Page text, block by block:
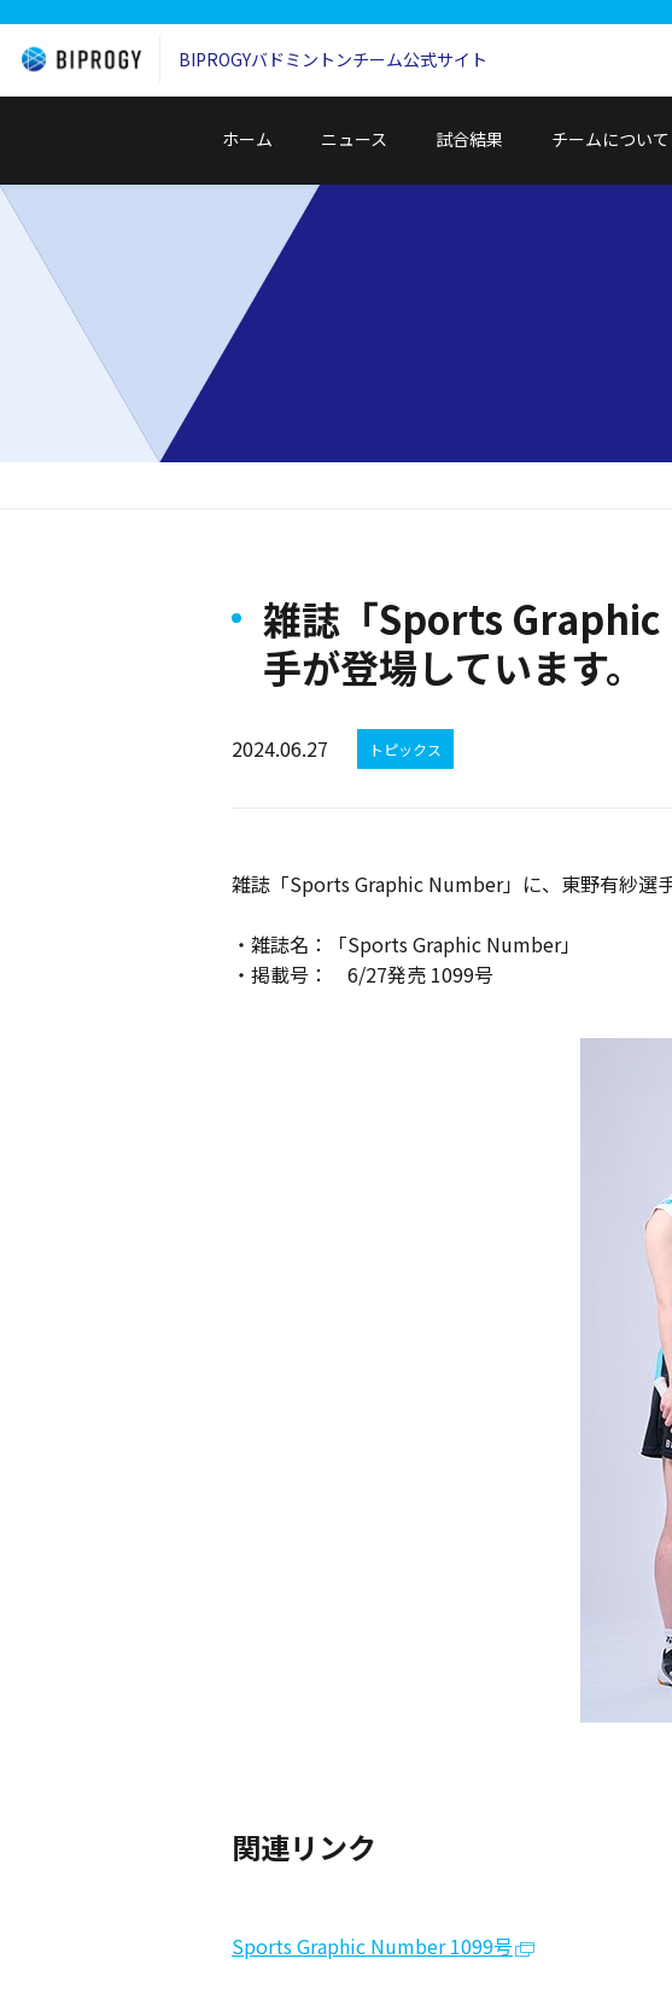
BIPROGYバドミントンチーム公式サイト
ホーム ニュース 試合結果 チームについて
雑誌「Sports Graphic
手が登場しています。
2024.06.27 トピックス
雑誌「Sports Graphic Number」に、東野有紗選
・雑誌名：「Sports Graphic Number」
・掲載号： 6/27発売 1099号
関連リンク
Sports Graphic Number 1099号